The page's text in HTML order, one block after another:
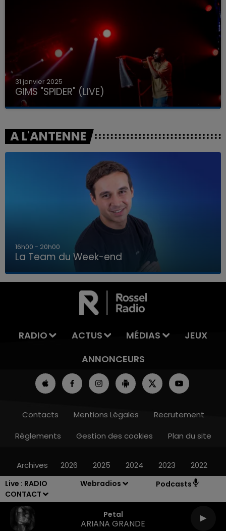
Live : RADIO
CONTACT
Webradios Podcasts
Petal
ARIANA GRANDE
LA TEAM DU WEEK-END
31 janvier 2025
GIMS "SPIDER" (LIVE)
A L'ANTENNE
7h00 - 12h00
La Team du Week-end
RADIO ACTUS MÉDIAS
JEUX
ANNONCEURS
Contacts Mentions Légales
Recrutement
Règlements
Gestion des cookies Plan du site
Archives 2026 2025 2024 2023 2022